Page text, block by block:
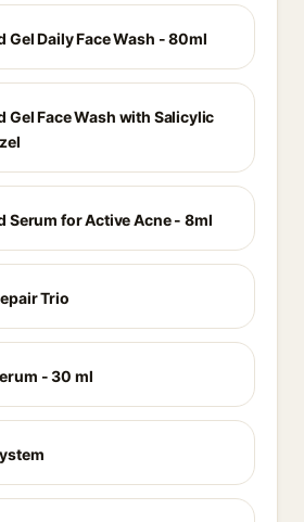
Gel Daily Face Wash - 80ml
Gel Face Wash with Salicylic
Serum for Active Acne - 8ml
Trio
- 30 ml